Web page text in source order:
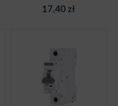
17,40 zł